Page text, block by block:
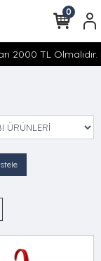
TL Olmalıdır.
0